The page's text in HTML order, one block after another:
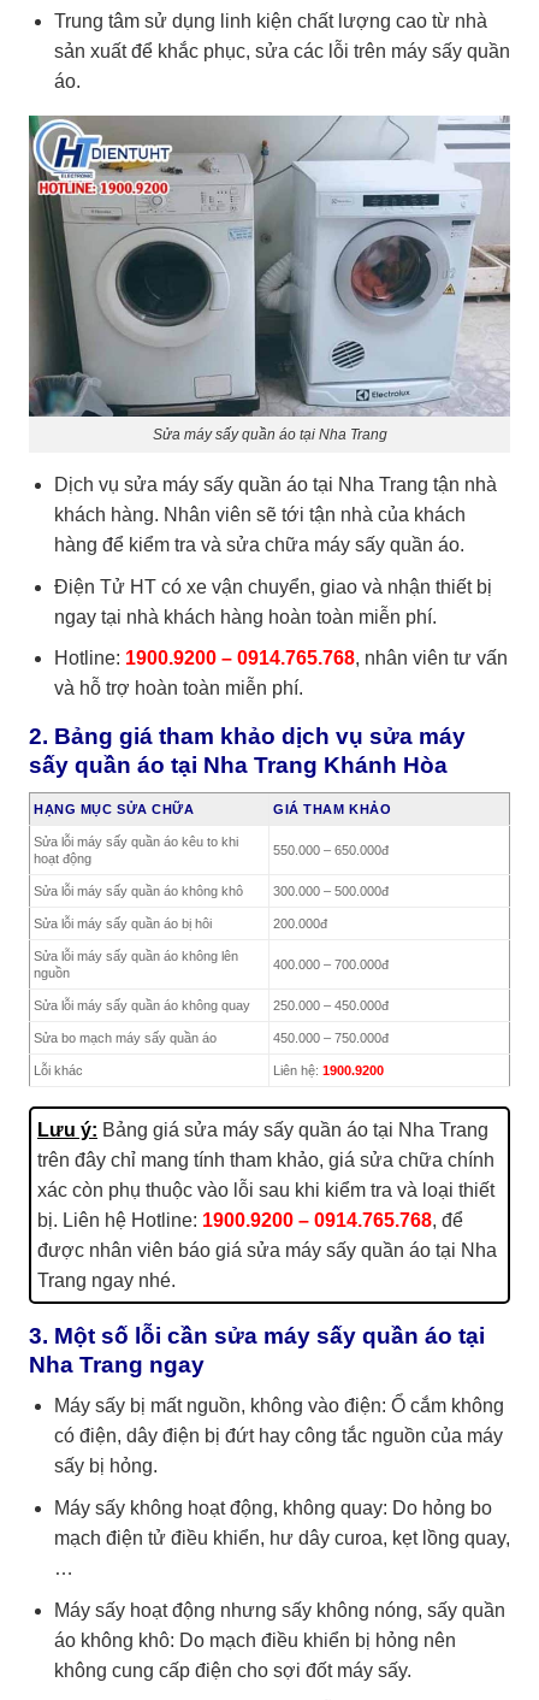
Trung tâm sử dụng linh kiện chất lượng cao từ nhà
sản xuất để khắc phục, sửa các lỗi trên máy sấy quần
áo.
Sửa máy sấy quần áo tại Nha Trang
Dịch vụ sửa máy sấy quần áo tại Nha Trang tận nhà
khách hàng. Nhân viên sẽ tới tận nhà của khách
hàng để kiểm tra và sửa chữa máy sấy quần áo.
Điện Tử HT có xe vận chuyển, giao và nhận thiết bị
ngay tại nhà khách hàng hoàn toàn miễn phí.
Hotline: 1900.9200 – 0914.765.768, nhân viên tư vấn
và hỗ trợ hoàn toàn miễn phí.
2. Bảng giá tham khảo dịch vụ sửa máy
sấy quần áo tại Nha Trang Khánh Hòa
HẠNG MỤC SỬA CHỮA GIÁ THAM KHẢO
Sửa lỗi máy sấy quần áo kêu to khi
hoạt động
550.000 – 650.000đ
Sửa lỗi máy sấy quần áo không khô 300.000 – 500.000đ
Sửa lỗi máy sấy quần áo bị hôi 200.000đ
Sửa lỗi máy sấy quần áo không lên
nguồn
400.000 – 700.000đ
Sửa lỗi máy sấy quần áo không quay 250.000 – 450.000đ
Sửa bo mạch máy sấy quần áo 450.000 – 750.000đ
Lỗi khác Liên hệ: 1900.9200
Lưu ý: Bảng giá sửa máy sấy quần áo tại Nha Trang
trên đây chỉ mang tính tham khảo, giá sửa chữa chính
xác còn phụ thuộc vào lỗi sau khi kiểm tra và loại thiết
bị. Liên hệ Hotline: 1900.9200 – 0914.765.768, để
được nhân viên báo giá sửa máy sấy quần áo tại Nha
Trang ngay nhé.
3. Một số lỗi cần sửa máy sấy quần áo tại
Nha Trang ngay
Máy sấy bị mất nguồn, không vào điện: Ổ cắm không
có điện, dây điện bị đứt hay công tắc nguồn của máy
sấy bị hỏng.
Máy sấy không hoạt động, không quay: Do hỏng bo
mạch điện tử điều khiển, hư dây curoa, kẹt lồng quay,
…
Máy sấy hoạt động nhưng sấy không nóng, sấy quần
áo không khô: Do mạch điều khiển bị hỏng nên
không cung cấp điện cho sợi đốt máy sấy.